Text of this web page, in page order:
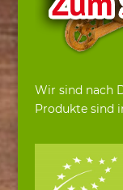
Wir sind nach
Produkte sind